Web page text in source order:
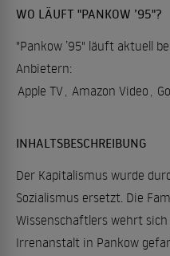
WO LÄUFT "PANKOW ’95"?
"Pankow ’95" läuft aktuell
Anbietern:
Apple TV, Amazon Video ,
INHALTSBESCHREIBUNG
Der Kapitalismus wurde
Sozialismus ersetzt. Die
Wissenschaftlers wehrt
Irrenanstalt in Pankow